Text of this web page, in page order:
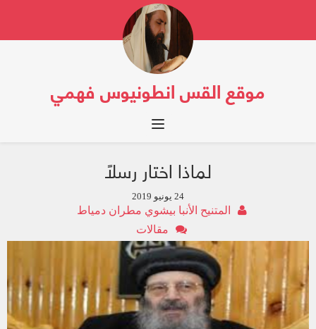
موقع القس انطونيوس فهمي
Toggle navigation
لماذا اختار رسلًا
24 يونيو 2019
المتنيح الأنبا بيشوي مطران دمياط
مقالات